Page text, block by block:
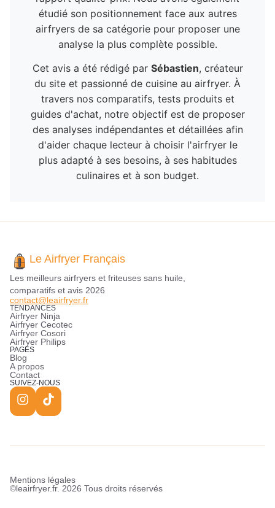
étudié son positionnement face aux autres
airfryers de sa catégorie pour proposer une
analyse la plus complète possible.
Cet avis a été rédigé par Sébastien, créateur
du site et passionné de cuisine au airfryer. À
travers nos comparatifs, tests produits et
guides d'achat, notre objectif est de proposer
des analyses indépendantes et détaillées afin
d'aider chaque lecteur à choisir l'airfryer le
plus adapté à ses besoins, à ses habitudes
culinaires et à son budget.
Le Airfryer Français
Les meilleurs airfryers et friteuses sans huile,
comparatifs et avis 2026
contact@leairfryer.fr
TENDANCES
Airfryer Ninja
Airfryer Cecotec
Airfryer Cosori
Airfryer Philips
PAGES
Blog
A propos
Contact
SUIVEZ-NOUS
©leairfryer.fr. 2026 Tous droits réservés
Mentions légales